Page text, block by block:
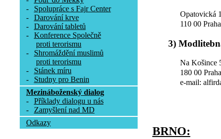
-
Spolupráce s Fajr Center
-
Darování krve
-
Darování tabletů
-
Konference Společně
proti terorismu
-
Shromáždění muslimů
proti terorismu
-
Stánek míru
-
Studny pro Benin
Mezináboženský dialog
-
Příklady dialogu u nás
-
Zamyšlení nad MD
Odkazy
Opatovická
110 00
3)
Na Košince
180 00
e-mail:
BRNO: